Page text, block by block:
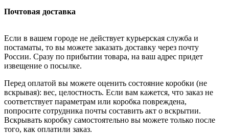
Почтовая доставка
Если в вашем городе не действует курьерская служба и
постаматы, то вы можете заказать доставку через почту
России. Сразу по прибытии товара, на ваш адрес придет
извещение о посылке.
Перед оплатой вы можете оценить состояние коробки (не
вскрывая): вес, целостность. Если вам кажется, что заказ не
соответствует параметрам или коробка повреждена,
попросите сотрудника почты составить акт о вскрытии.
Вскрывать коробку самостоятельно вы можете только после
того, как оплатили заказ.